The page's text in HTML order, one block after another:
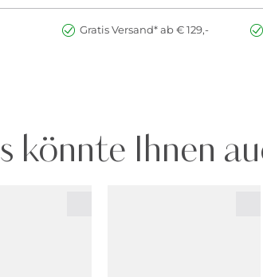
Gratis Versand* ab € 129,-
könnte Ihnen